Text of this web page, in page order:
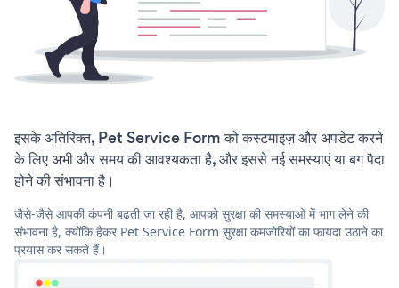
इसके अतिरिक्त, Pet Service Form को कस्टमाइज़ और अपडेट करने
के लिए अभी और समय की आवश्यकता है, और इससे नई समस्याएं या बग पैदा
होने की संभावना है।
जैसे-जैसे आपकी कंपनी बढ़ती जा रही है, आपको सुरक्षा की समस्याओं में भाग लेने की
संभावना है, क्योंकि हैकर Pet Service Form सुरक्षा कमजोरियों का फायदा उठाने का
प्रयास कर सकते हैं।